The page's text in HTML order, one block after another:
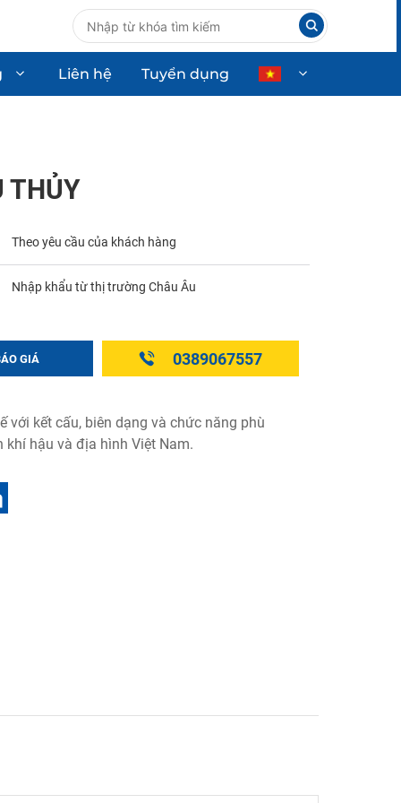
Liên hệ Tuyển dụng
THỦY
Theo yêu cầu của khách hàng
Nhập khẩu từ thị trường Châu Âu
GIÁ 0389067557
với kết cấu, biên dạng và chức năng phù
khí hậu và địa hình Việt Nam.